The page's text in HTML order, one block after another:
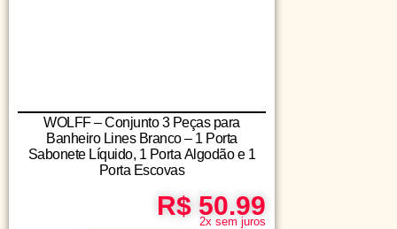
WOLFF – Conjunto 3 Peças para
Banheiro Lines Branco – 1 Porta
Sabonete Líquido, 1 Porta Algodão e 1
Porta Escovas
R$ 50.99
2x sem juros